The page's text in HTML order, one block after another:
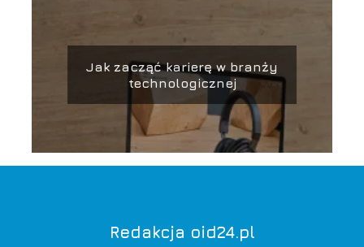
Jak zacząć karierę w branży
technologicznej
Redakcja oid24.pl